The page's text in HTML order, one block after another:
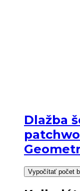
Dlažba
Vypočítať počet